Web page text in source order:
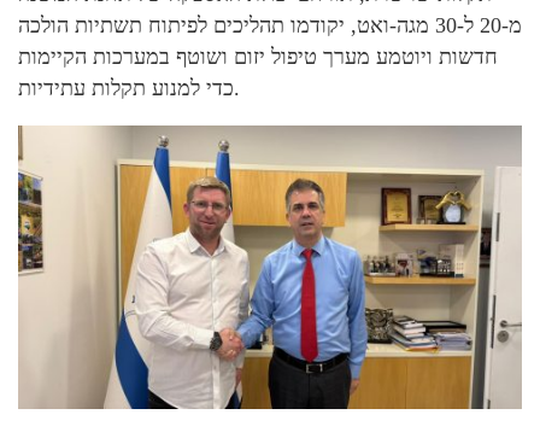
מ-20 ל-30 מגה-ואט, יקודמו תהליכים לפיתוח תשתיות הולכה
חדשות ויוטמע מערך טיפול יזום ושוטף במערכות הקיימות
כדי למנוע תקלות עתידיות.